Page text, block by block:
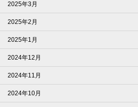
2025年3月
2025年2月
2025年1月
2024年12月
2024年11月
2024年10月